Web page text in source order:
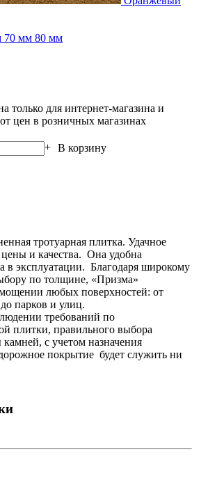
70 мм 80 мм
только для интернет-магазина и
цен в розничных магазинах
+ В корзину
тротуарная плитка. Удачное
и качества. Она удобна
в эксплуатации. Благодаря широкому
по толщине, «Призма»
любых поверхностей: от
парков и улиц.
требований по
плитки, правильного выбора
с учетом назначения
покрытие будет служить ни